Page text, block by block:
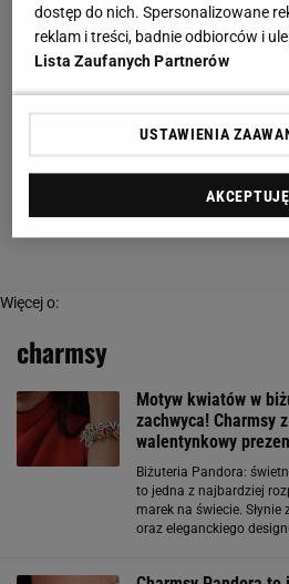
Więcej o:
charmsy
Motyw kwiatów w
zachwyca! Charmsy
walentynkowy
Biżuteria Pandora:
to jedna z najbardziej
marek na świecie.
oraz eleganckiego
dostęp do nich. Spersonalizowane
reklam i treści, badnie odbiorców i
Lista Zaufanych Partnerów
USTAWIENIA
AKCEPTUJĘ